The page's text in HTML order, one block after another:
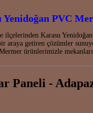
Yenidoğan PVC
ilçelerinden Karasu
araya getiren çözümler
ürünlerimizle
Paneli -